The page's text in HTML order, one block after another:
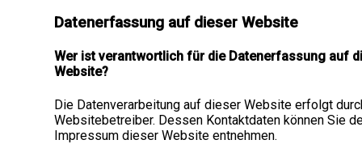
Datenerfassung auf dieser Website
Wer ist verantwortlich für die Datenerfassung auf
Website?
Die Datenverarbeitung auf dieser Website erfolgt
Websitebetreiber. Dessen Kontaktdaten können Sie
Impressum dieser Website entnehmen.